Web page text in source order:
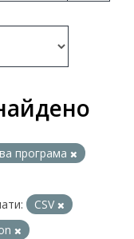
програма
CSV